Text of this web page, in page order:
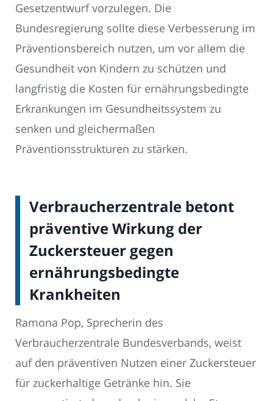
Gesetzentwurf vorzulegen. Die
Bundesregierung sollte diese Verbesserung im
Präventionsbereich nutzen, um vor allem die
Gesundheit von Kindern zu schützen und
langfristig die Kosten für ernährungsbedingte
Erkrankungen im Gesundheitssystem zu
senken und gleichermaßen
Präventionsstrukturen zu stärken.
Verbraucherzentrale betont
präventive Wirkung der
Zuckersteuer gegen
ernährungsbedingte
Krankheiten
Ramona Pop, Sprecherin des
Verbraucherzentrale Bundesverbands, weist
auf den präventiven Nutzen einer Zuckersteuer
für zuckerhaltige Getränke hin. Sie